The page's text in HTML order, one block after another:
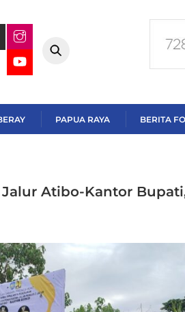
PAPUA RAYA BERITA
Atibo-Kantor